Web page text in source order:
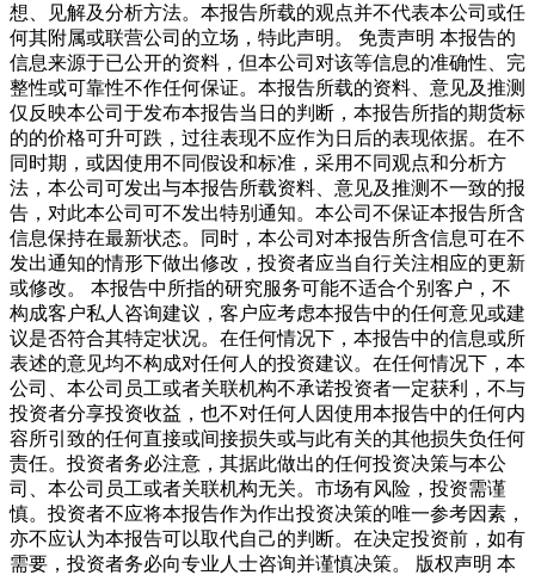
想、见解及分析方法。本报告所载的观点并不代表本公司或任
何其附属或联营公司的立场，特此声明。 免责声明 本报告的
信息来源于已公开的资料，但本公司对该等信息的准确性、完
整性或可靠性不作任何保证。本报告所载的资料、意见及推测
仅反映本公司于发布本报告当日的判断，本报告所指的期货标
的的价格可升可跌，过往表现不应作为日后的表现依据。在不
同时期，或因使用不同假设和标准，采用不同观点和分析方
法，本公司可发出与本报告所载资料、意见及推测不一致的报
告，对此本公司可不发出特别通知。本公司不保证本报告所含
信息保持在最新状态。同时，本公司对本报告所含信息可在不
发出通知的情形下做出修改，投资者应当自行关注相应的更新
或修改。 本报告中所指的研究服务可能不适合个别客户，不
构成客户私人咨询建议，客户应考虑本报告中的任何意见或建
议是否符合其特定状况。在任何情况下，本报告中的信息或所
表述的意见均不构成对任何人的投资建议。在任何情况下，本
公司、本公司员工或者关联机构不承诺投资者一定获利，不与
投资者分享投资收益，也不对任何人因使用本报告中的任何内
容所引致的任何直接或间接损失或与此有关的其他损失负任何
责任。投资者务必注意，其据此做出的任何投资决策与本公
司、本公司员工或者关联机构无关。市场有风险，投资需谨
慎。投资者不应将本报告作为作出投资决策的唯一参考因素，
亦不应认为本报告可以取代自己的判断。在决定投资前，如有
需要，投资者务必向专业人士咨询并谨慎决策。 版权声明 本